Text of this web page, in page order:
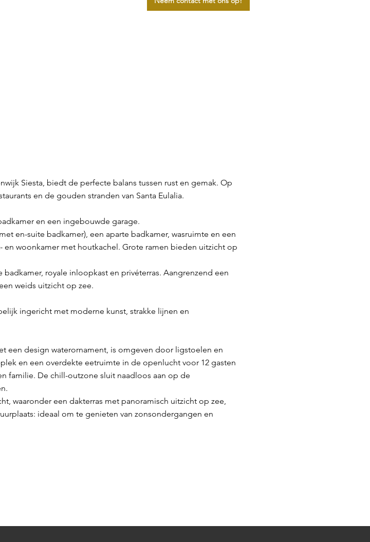
Siesta, biedt de perfecte balans tussen rust en gemak. Op
en de gouden stranden van Santa Eulalia.
en een ingebouwde garage.
en-suite badkamer), een aparte badkamer, wasruimte en een
woonkamer met houtkachel. Grote ramen bieden uitzicht op
royale inloopkast en privéterras. Aangrenzend een
weids uitzicht op zee.
ingericht met moderne kunst, strakke lijnen en
een design waterornament, is omgeven door ligstoelen en
en een overdekte eetruimte in de openlucht voor 12 gasten
familie. De chill-outzone sluit naadloos aan op de
waaronder een dakterras met panoramisch uitzicht op zee,
ideaal om te genieten van zonsondergangen en